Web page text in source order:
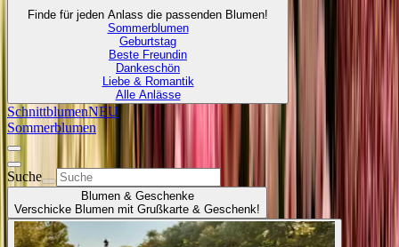
Finde für jeden Anlass die passenden Blumen!
Sommerblumen
Geburtstag
Beste Freundin
Dankeschön
Liebe & Romantik
Alle Anlässe
SchnittblumenNEU
Sommerblumen
Suche
Blumen & Geschenke
Verschicke Blumen mit Grußkarte & Geschenk!